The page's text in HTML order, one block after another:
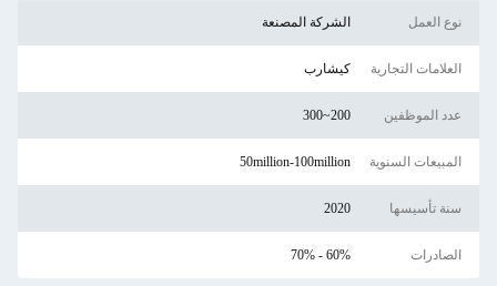
نوع العمل الشركة المصنعة
العلامات التجارية كيشارب
عدد الموظفين 200~300
المبيعات السنوية 50million-100million
سنة تأسيسها 2020
الصادرات 60% - 70%